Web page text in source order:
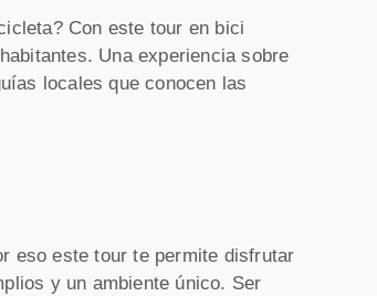
Con este tour en bici
Una experiencia sobre
locales que conocen las
eso este tour te permite disfrutar
y un ambiente único. Ser